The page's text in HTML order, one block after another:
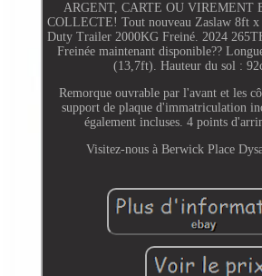
ARGENT, CARTE OU VIREMENT
COLLECTE! Tout nouveau Zaslaw 8ft
Duty Trailer 2000KG Freiné. 2024
Freinée maintenant disponible??
(13,7ft). Hauteur du sol :
Remorque ouvrable par l'avant et les
support de plaque d'immatriculation
également incluses. 4 points
Visitez-nous à Berwick Place